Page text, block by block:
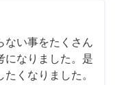
ない事をたくさん
になりました。是
くなりました。